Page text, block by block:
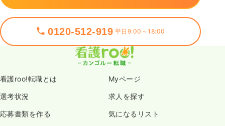
0120-512-919 平日9:00～18:00
看護roo!転職とは Myページ
選考状況 求人を探す
応募書類を作る 気になるリスト